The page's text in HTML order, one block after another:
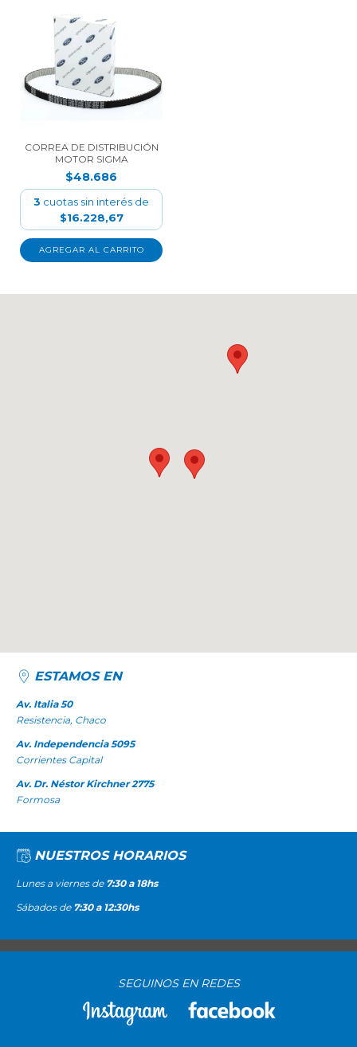
CORREA DE DISTRIBUCIÓN
MOTOR SIGMA
$48.686
3 cuotas sin interés de
$16.228,67
ESTAMOS EN
Av. Italia 50
Resistencia, Chaco
Av. Independencia 5095
Corrientes Capital
Av. Dr. Néstor Kirchner 2775
Formosa
NUESTROS HORARIOS
Lunes a viernes de 7:30 a 18hs
Sábados de 7:30 a 12:30hs
SEGUINOS EN REDES